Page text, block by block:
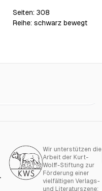
Seiten: 308
Reihe: schwarz bewegt
Wir unterstützen die
Arbeit der Kurt-
Wolff-Stiftung zur
Förderung einer
vielfältigen Verlags-
und Literaturszene: